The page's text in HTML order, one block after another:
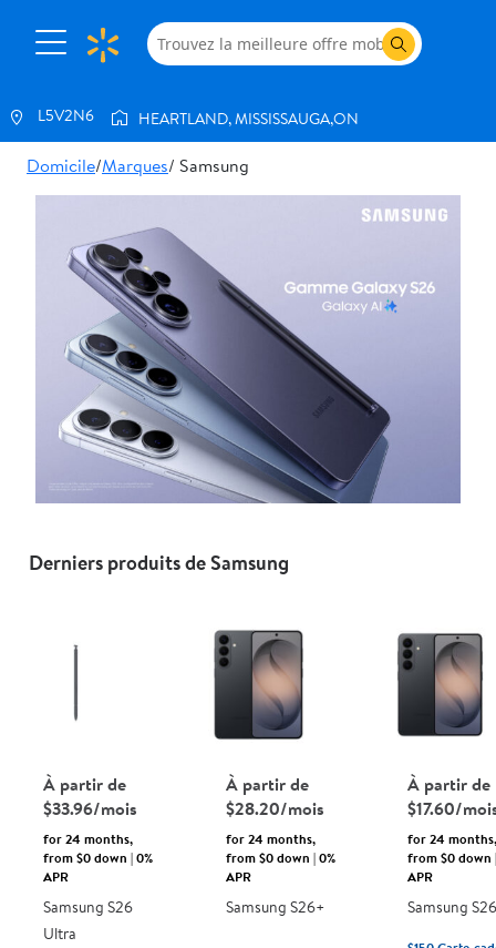
Magasiner
téléphones
Services
Internet
Échanger
Prendre
rendez-
vous
Téléphones
et
Walmart.ca
Langue
L5V2N6 HEARTLAND, MISSISSAUGA,ON
Domicile/Marques/ Samsung
Derniers produits de Samsung
À partir de
$33.96/mois
for 24 months,
from $0 down | 0%
APR
Samsung S26
Ultra
À partir de
$28.20/mois
for 24 months,
from $0 down | 0%
APR
Samsung S26+
À partir de
$17.60/
for 24 months,
from $0 down
APR
Samsung S26